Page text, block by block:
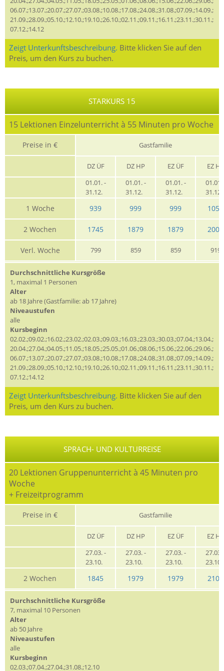
06.07.;13.07.;20.07.;27.07.;03.08.;10.08.;17.08.;24.08.;31.08.;07.09.;14.09.;
21.09.;28.09.;05.10.;12.10.;19.10.;26.10.;02.11.;09.11.;16.11.;23.11.;30.11.;
07.12.;14.12
Zeigt Unterkunftsbeschreibung. Bitte klicken Sie auf den
Preis, um den Kurs zu buchen.
STARKURS 15
15 Lektionen Einzelunterricht à 55 Minuten pro Woche
Preise in € Gastfamilie
DZ ÜF DZ HP EZ ÜF
EZ HP
01.01. -
31.12.
01.01. -
31.12.
01.01. -
31.12.
01.01.
1 Woche 939 999 999 1059
2 Wochen 1745 1879 1879 2009
Verl. Woche 799 859 859 919
Durchschnittliche Kursgröße
1, maximal 1 Personen
Alter
ab 18 Jahre (Gastfamilie: ab 17 Jahre)
Niveaustufen
alle
Kursbeginn
02.02.;09.02.;16.02.;23.02.;02.03.;09.03.;16.03.;23.03.;30.03.;07.04.;13.04.;
20.04.;27.04.;04.05.;11.05.;18.05.;25.05.;01.06.;08.06.;15.06.;22.06.;29.06.;
06.07.;13.07.;20.07.;27.07.;03.08.;10.08.;17.08.;24.08.;31.08.;07.09.;14.09.;
21.09.;28.09.;05.10.;12.10.;19.10.;26.10.;02.11.;09.11.;16.11.;23.11.;30.11.;
07.12.;14.12
Zeigt Unterkunftsbeschreibung. Bitte klicken Sie auf den
Preis, um den Kurs zu buchen.
SPRACH- UND KULTURREISE
20 Lektionen Gruppenunterricht à 45 Minuten pro
Woche
+ Freizeitprogramm
Preise in € Gastfamilie
DZ ÜF DZ HP EZ ÜF
EZ HP
27.03. -
23.10.
27.03. -
23.10.
27.03. -
23.10.
27.03.
2 Wochen 1845 1979 1979 2109
Durchschnittliche Kursgröße
7, maximal 10 Personen
Alter
ab 50 Jahre
Niveaustufen
alle
Kursbeginn
02.03.;07.04.;27.04.;31.08.;12.10